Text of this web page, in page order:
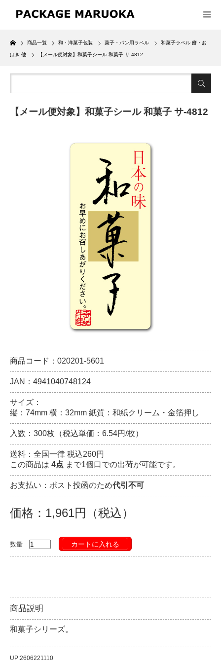
Home
商品一覧 和・洋菓子包装 菓子・パン用ラベル 和菓子ラベル 餅・お
はぎ 他 【メール便対象】和菓子シール 和菓子 サ-4812
【メール便対象】和菓子シール 和菓子 サ-4812
商品コード：020201-5601
JAN：4941040748124
サイズ：
縦：74mm 横：32mm 紙質：和紙クリーム・金箔押し
入数：300枚（税込単価：6.54円/枚）
送料：全国一律 税込260円
この商品は 4点 まで1個口での出荷が可能です。
お支払い：ポスト投函のため代引不可
価格：1,961円（税込）
数量 カートに入れる
商品説明
和菓子シリーズ。
UP:2606221110